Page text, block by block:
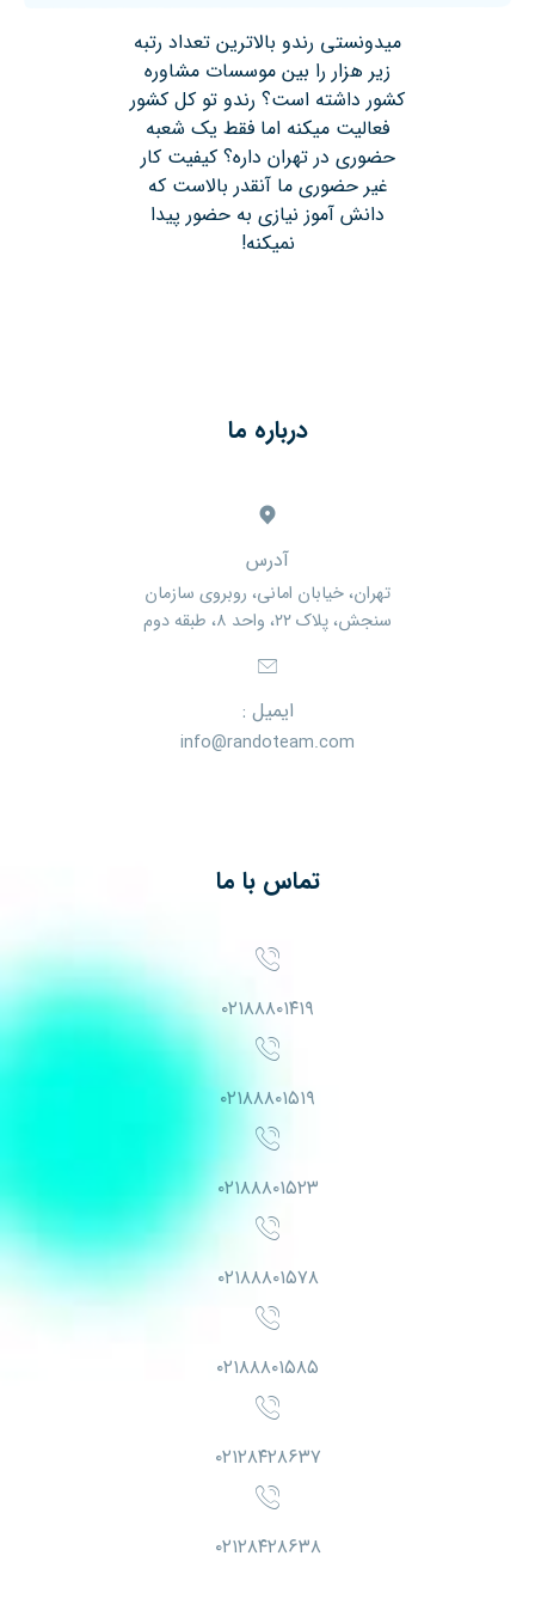
میدونستی رندو بالاترین تعداد رتبه
زیر هزار را بین موسسات مشاوره
کشور داشته است؟ رندو تو کل کشور
فعالیت میکنه اما فقط یک شعبه
حضوری در تهران داره؟ کیفیت کار
غیر حضوری ما آنقدر بالاست که
دانش آموز نیازی به حضور پیدا
نمیکنه!
درباره ما
آدرس
تهران، خیابان امانی، روبروی سازمان
سنجش، پلاک ۲۲، واحد ۸، طبقه دوم
ایمیل :
info@randoteam.com
تماس با ما
۰۲۱۸۸۸۰۱۴۱۹
۰۲۱۸۸۸۰۱۵۱۹
۰۲۱۸۸۸۰۱۵۲۳
۰۲۱۸۸۸۰۱۵۷۸
۰۲۱۸۸۸۰۱۵۸۵
۰۲۱۲۸۴۲۸۶۳۷
۰۲۱۲۸۴۲۸۶۳۸